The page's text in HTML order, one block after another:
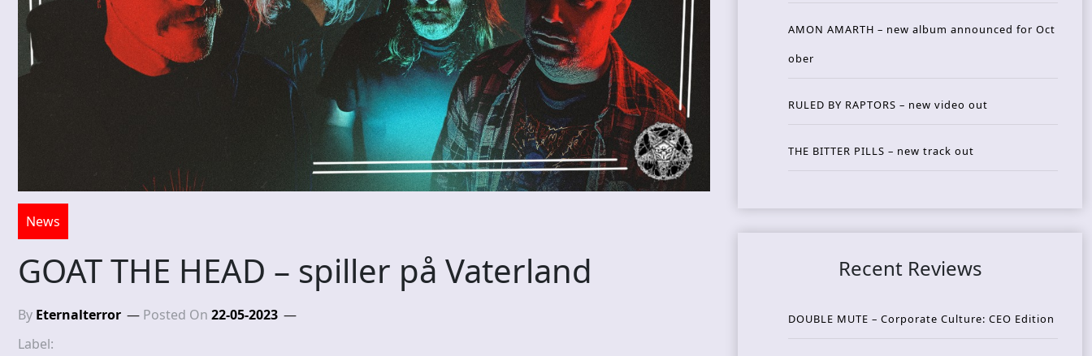
News
GOAT THE HEAD – spiller på Vaterland
By Eternalterror Posted On 22-05-2023
Label:
AMON AMARTH – new album announced for Oct
ober
RULED BY RAPTORS – new video out
THE BITTER PILLS – new track out
Recent Reviews
DOUBLE MUTE – Corporate Culture: CEO Edition